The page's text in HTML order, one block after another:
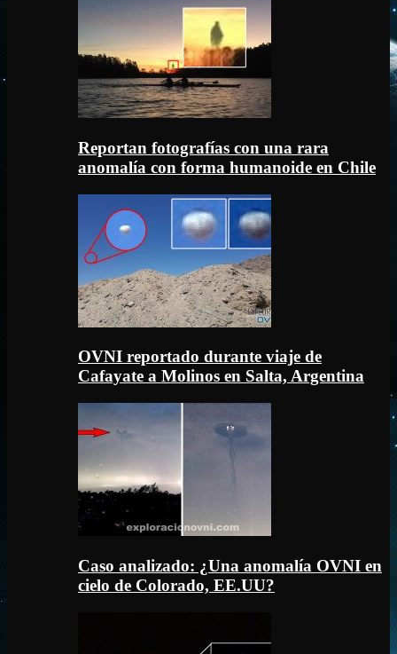
Reportan fotografías con una rara
anomalía con forma humanoide en Chile
OVNI reportado durante viaje de
Cafayate a Molinos en Salta, Argentina
Caso analizado: ¿Una anomalía OVNI en
cielo de Colorado, EE.UU?